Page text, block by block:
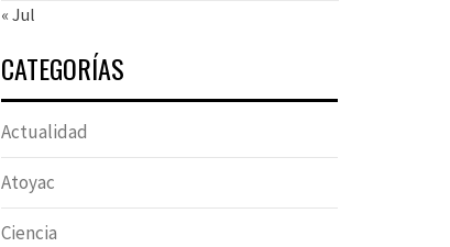
« Jul
CATEGORÍAS
Actualidad
Atoyac
Ciencia